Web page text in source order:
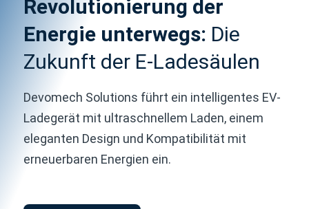
Revolutionierung der
Energie unterwegs: Die
Zukunft der E-Ladesäulen
Devomech Solutions führt ein intelligentes EV-
Ladegerät mit ultraschnellem Laden, einem
eleganten Design und Kompatibilität mit
erneuerbaren Energien ein.